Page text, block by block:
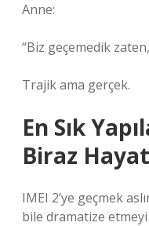
Anne:
“Biz geçemedik
Trajik ama gerçek.
En Sık
Biraz
IMEI 2’ye geçmek
bile dramatize